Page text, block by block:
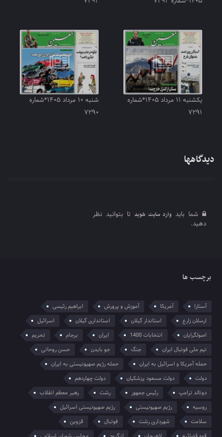
یکشنبه ۱۱ مرداد ۱۴۰۵*شماره
۷۲۹۱
شنبه ۱۰ مرداد ۱۴۰۵*شماره
۷۲۹۰
دیدگاهها
شما باید وارد سایت شوید تا بتوانید نظر
دهید.
برچسب ها
آستارا آمریکا آموزش و پرورش
ابراهیم رئیسی
ارسلان زارع
استاندار گیلان استانداری گیلان
اسرائیل
اصولگرایان
انتخابات 1400 ایران برجام
تحریم
تیم ملی فوتبال ایران
جنگ جو بایدن
حسن روحانی
حمله آمریکا و اسرائیل به ایران
حمله رژیم صهیونیستی به ایران
دولت
دولت مسعود پزشکیان
دولت چهاردهم
دونالد ترامپ
رئیس جمهور رشت
رهبر معظم انقلاب
روسیه
رژیم صهیونیستی
رژیم صهیونیستی اسرائیل
سلامت
شهرداری رشت فوتبال
قزوین